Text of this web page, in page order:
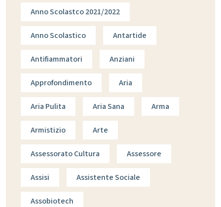
Anno Scolastco 2021/2022
Anno Scolastico Antartide
Antifiammatori Anziani
Approfondimento Aria
Aria Pulita Aria Sana Arma
Armistizio Arte
Assessorato Cultura Assessore
Assisi Assistente Sociale
Assobiotech